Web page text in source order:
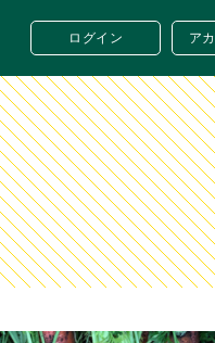
ログイン ア